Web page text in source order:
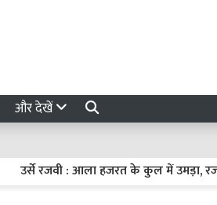
और देखें
उर्से रजवी : आला हजरत के कुल में उमड़ा, रजा के